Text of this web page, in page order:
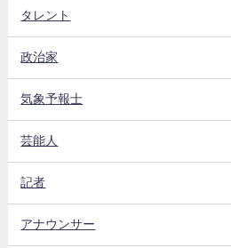
タレント
政治家
気象予報士
芸能人
記者
アナウンサー